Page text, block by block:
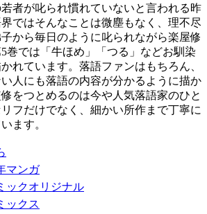
者が叱られ慣れていないと言われる昨
ではそんなことは微塵もなく、理不尽
から毎日のように叱られながら楽屋修
巻では「牛ほめ」「つる」などお馴染
れています。落語ファンはもちろん、
人にも落語の内容が分かるように描か
をつとめるのは今や人気落語家のひと
フだけでなく、細かい所作まで丁寧に
ます。
マンガ
ックオリジナル
ックス